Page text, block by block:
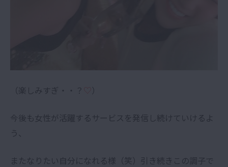
（楽しみすぎ・・？ ）
今後も女性が活躍するサービスを発信し続けていけるよ
う、
またなりたい自分になれる様（笑）引き続きこの調子で